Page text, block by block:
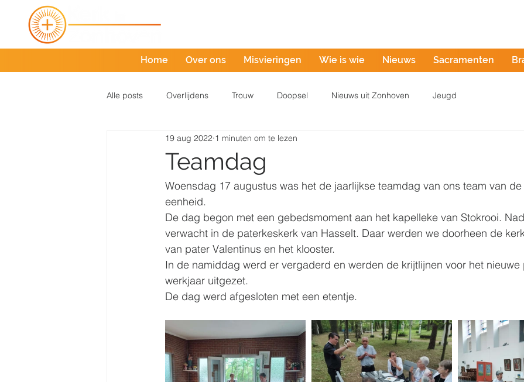
Home Over ons Misvieringen Wie is wie Nieuws Sacramenten
Alle posts Overlijdens Trouw Doopsel Nieuws uit Zonhoven Jeugd
Teamdag
19 aug 2022 1 minuten om te lezen
Woensdag 17 augustus was het de jaarlijkse teamdag van ons team van
eenheid.
De dag begon met een gebedsmoment aan het kapelleke van Stokrooi.
verwacht in de paterkeskerk van Hasselt. Daar werden we doorheen de
van pater Valentinus en het klooster.
In de namiddag werd er vergaderd en werden de krijtlijnen voor het nieuwe
werkjaar uitgezet.
De dag werd afgesloten met een etentje.